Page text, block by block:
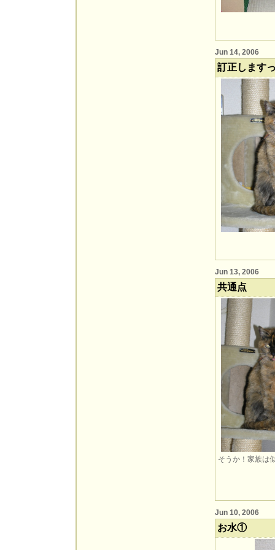
Jun 14, 2006
訂正します
Jun 13, 2006
共通点
そうか！家族は
Jun 10, 2006
お水①